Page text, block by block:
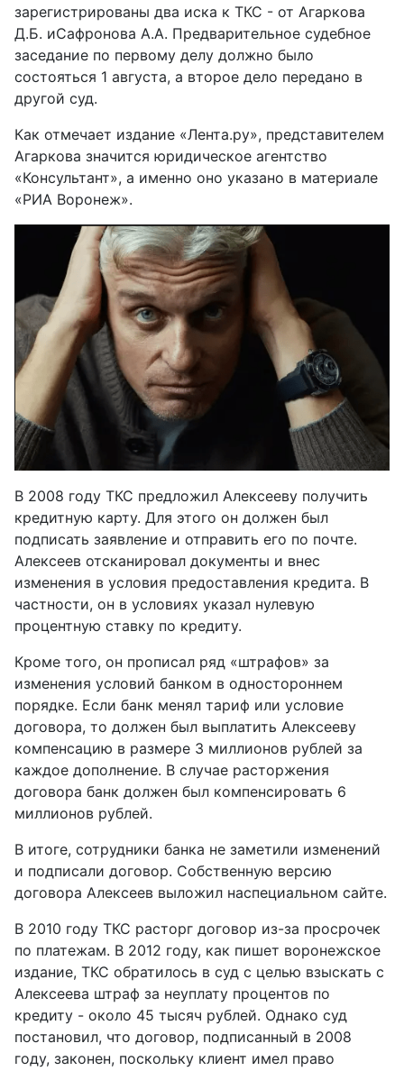
зарегистрированы два иска к ТКС - от Агаркова
Д.Б. иСафронова А.А. Предварительное судебное
заседание по первому делу должно было
состояться 1 августа, а второе дело передано в
другой суд.
Как отмечает издание «Лента.ру», представителем
Агаркова значится юридическое агентство
«Консультант», а именно оно указано в материале
«РИА Воронеж».
В 2008 году ТКС предложил Алексееву получить
кредитную карту. Для этого он должен был
подписать заявление и отправить его по почте.
Алексеев отсканировал документы и внес
изменения в условия предоставления кредита. В
частности, он в условиях указал нулевую
процентную ставку по кредиту.
Кроме того, он прописал ряд «штрафов» за
изменения условий банком в одностороннем
порядке. Если банк менял тариф или условие
договора, то должен был выплатить Алексееву
компенсацию в размере 3 миллионов рублей за
каждое дополнение. В случае расторжения
договора банк должен был компенсировать 6
миллионов рублей.
В итоге, сотрудники банка не заметили изменений
и подписали договор. Собственную версию
договора Алексеев выложил наспециальном сайте.
В 2010 году ТКС расторг договор из-за просрочек
по платежам. В 2012 году, как пишет воронежское
издание, ТКС обратилось в суд с целью взыскать с
Алексеева штраф за неуплату процентов по
кредиту - около 45 тысяч рублей. Однако суд
постановил, что договор, подписанный в 2008
году, законен, поскольку клиент имел право